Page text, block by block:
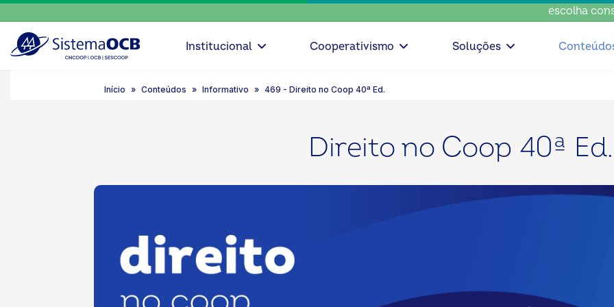
escolha
Institucional Cooperativismo Soluções
Início Conteúdos Informativo 469 - Direito no Coop 40ª Ed.
Direito no Coop 40ª Ed.